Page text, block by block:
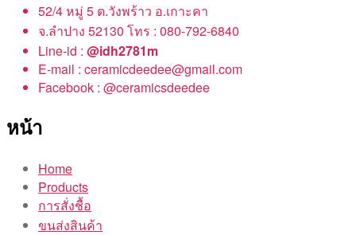
52/4 หมู่ 5 ต.วังพร้าว อ.เกาะคา
จ.ลำปาง 52130 โทร : 080-792-6840
Line-id : @idh2781m
E-mail : ceramicdeedee@gmail.com
Facebook : @ceramicsdeedee
หน้า
Home
Products
การสั่งชื้อ
ขนส่งสินค้า